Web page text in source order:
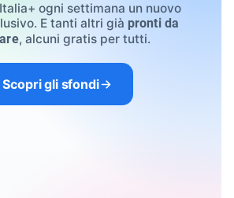
ogni settimana un nuovo
E tanti altri già pronti da
, alcuni gratis per tutti.
Scopri gli sfondi